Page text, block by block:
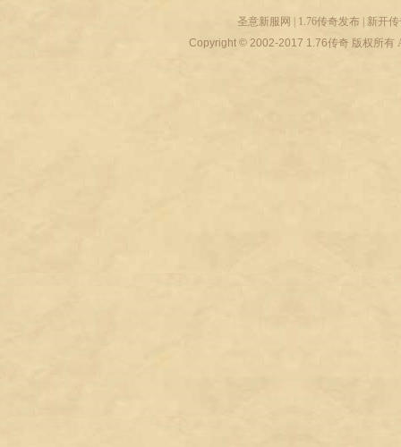
圣意新服网 1.76传奇发布|
新开
Copyright © 2002-2017 1.76传奇 版权所有